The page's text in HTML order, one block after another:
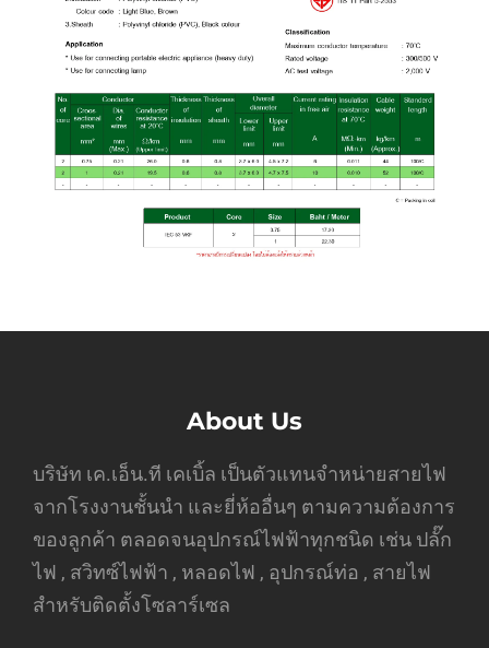
About Us
บริษัท เค.เอ็น.ที เคเบิ้ล เป็นตัวแทนจำหน่ายสายไฟ
จากโรงงานชั้นนำ และยี่ห้ออื่นๆ ตามความต้องการ
ของลูกค้า ตลอดจนอุปกรณ์ไฟฟ้าทุกชนิด เช่น ปลั๊ก
ไฟ , สวิทซ์ไฟฟ้า , หลอดไฟ , อุปกรณ์ท่อ , สายไฟ
สำหรับติดตั้งโซลาร์เซล